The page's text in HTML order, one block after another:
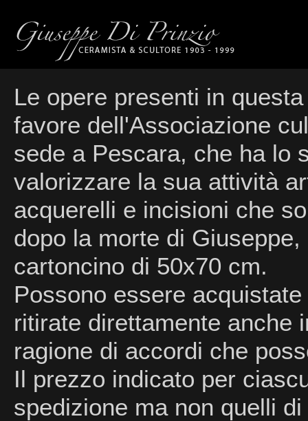
Le opere presenti in
favore dell'Associazione
sede a Pescara, che ha lo
valorizzare la sua attività
acquerelli e incisioni che
dopo la morte di
cartoncino di 50x70 cm.
Possono essere
ritirate direttamente anche
ragione di accordi che
Il prezzo indicato per
spedizione ma non quelli